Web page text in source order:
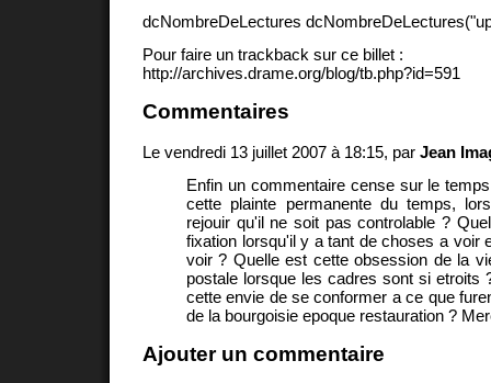
dcNombreDeLectures
Pour faire un trackback sur ce billet :
http://archives.drame.org/blog/tb.php?id=591
Commentaires
Le vendredi 13 juillet 2007 à 18:15, par Jean
Enfin un commentaire cense sur le
cette plainte permanente du temps,
rejouir qu'il ne soit pas controlable ?
fixation lorsqu'il y a tant de choses a voir
voir ? Quelle est cette obsession de la
postale lorsque les cadres sont si etroits
cette envie de se conformer a ce que
de la bourgoisie epoque restauration ?
Ajouter un commentaire